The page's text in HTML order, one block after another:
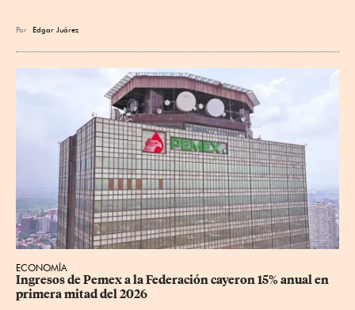
Por Edgar Juárez
ECONOMÍA
Ingresos de Pemex a la Federación cayeron 15% anual en
primera mitad del 2026